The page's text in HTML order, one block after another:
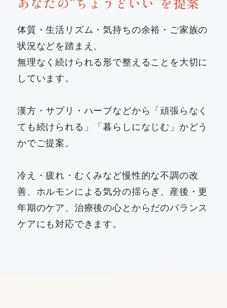
体質・生活リズム・気持ちの余裕・ご家族の
状況などを踏まえ、
無理なく続けられる形で整えることを大切に
しています。
漢方・サプリ・ハーブなどから「頑張らなく
ても続けられる」「暮らしになじむ」かどう
かでご提案。
冷え・疲れ・むくみなど慢性的な不調の改
善、ホルモンによる気分の揺らぎ、産後・更
年期のケア、治療後の心とからだのバランス
ケアにも対応できます。